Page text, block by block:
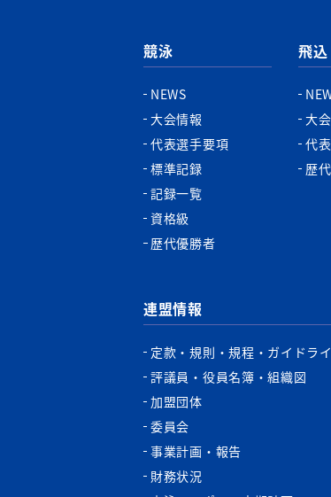
競泳
NEWS
大会情報
代表選手要項
標準記録
記録一覧
資格級
歴代優勝者
飛込
大
代
歴
連盟情報
定款・規則・規程・ガイドラ
評議員・役員名簿・組織図
加盟団体
委員会
事業計画・報告
財務状況